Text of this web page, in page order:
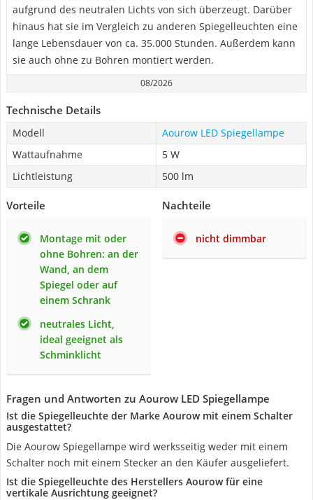
aufgrund des neutralen Lichts von sich überzeugt. Darüber
hinaus hat sie im Vergleich zu anderen Spiegelleuchten eine
lange Lebensdauer von ca. 35.000 Stunden. Außerdem kann
sie auch ohne zu Bohren montiert werden.
08/2026
Technische Details
Modell
Aourow LED Spiegellampe
Wattaufnahme
5 W
Lichtleistung
500 lm
Vorteile
Montage mit oder
ohne Bohren: an der
Wand, an dem
Spiegel oder auf
einem Schrank
neutrales Licht,
ideal geeignet als
Schminklicht
Nachteile
nicht dimmbar
Fragen und Antworten zu Aourow LED Spiegellampe
Ist die Spiegelleuchte der Marke Aourow mit einem Schalter
ausgestattet?
Die Aourow Spiegellampe wird werksseitig weder mit einem
Schalter noch mit einem Stecker an den Käufer ausgeliefert.
Ist die Spiegelleuchte des Herstellers Aourow für eine
vertikale Ausrichtung geeignet?